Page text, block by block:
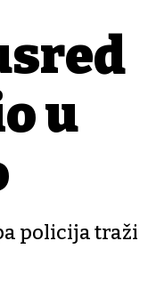
u
policija traži